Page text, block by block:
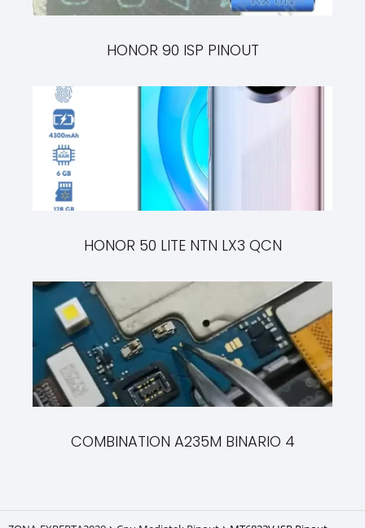
HONOR 90 ISP PINOUT
HONOR 50 LITE NTN LX3 QCN
COMBINATION A235M BINARIO 4